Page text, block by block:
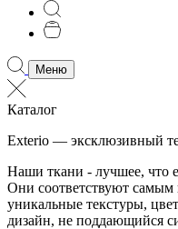
Меню
Каталог
Exterio — эксклюзивный
Наши ткани - лучшее, что
Они соответствуют самым
уникальные текстуры,
дизайн, не поддающийся